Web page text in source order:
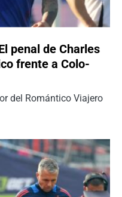
penal de Charles
frente a Colo-
del Romántico Viajero